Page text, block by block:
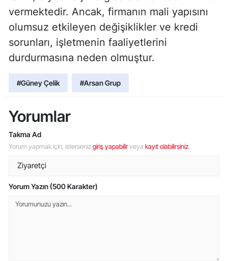
vermektedir. Ancak, firmanın mali yapısını
olumsuz etkileyen değişiklikler ve kredi
sorunları, işletmenin faaliyetlerini
durdurmasına neden olmuştur.
#Güney Çelik #Arsan Grup
Yorumlar
Takma Ad
Yorum yapmak için, istersenizgiriş yapabilirveya kayıt olabilirsiniz.
Yorum Yazın (500 Karakter)